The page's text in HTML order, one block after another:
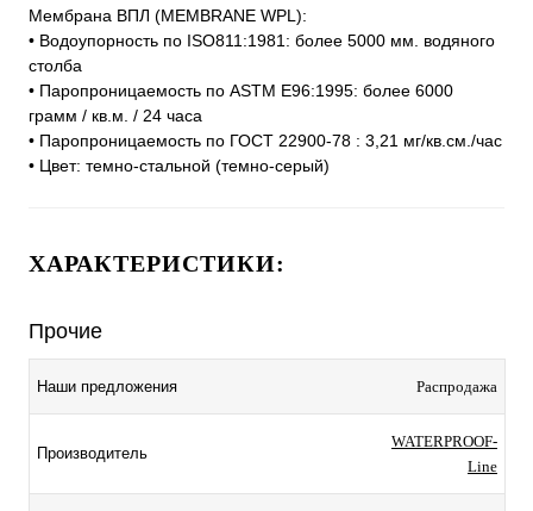
Мембрана ВПЛ (MEMBRANE WPL):
• Водоупорность по ISO811:1981: более 5000 мм. водяного
столба
• Паропроницаемость по ASTM E96:1995: более 6000
грамм / кв.м. / 24 часа
• Паропроницаемость по ГОСТ 22900-78 : 3,21 мг/кв.см./час
• Цвет: темно-стальной (темно-серый)
ХАРАКТЕРИСТИКИ:
Прочие
Наши предложения Распродажа
Производитель
WATERPROOF-
Line